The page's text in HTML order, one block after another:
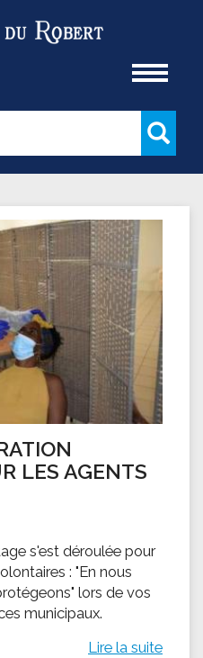
LES AGENTS
s'est déroulée pour
: "En nous
lors de vos
municipaux.
Lire la suite